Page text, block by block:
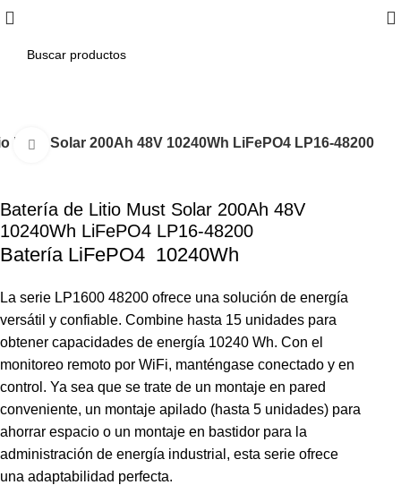
Must Solar 200Ah 48V 10240Wh LiFePO4 LP16-48200
Click to enlarge
Batería de Litio Must Solar 200Ah 48V
10240Wh LiFePO4 LP16-48200
Batería LiFePO4 10240Wh
La serie LP1600 48200 ofrece una solución de energía
versátil y confiable. Combine hasta 15 unidades para
obtener capacidades de energía 10240 Wh. Con el
monitoreo remoto por WiFi, manténgase conectado y en
control. Ya sea que se trate de un montaje en pared
conveniente, un montaje apilado (hasta 5 unidades) para
ahorrar espacio o un montaje en bastidor para la
administración de energía industrial, esta serie ofrece
una adaptabilidad perfecta.